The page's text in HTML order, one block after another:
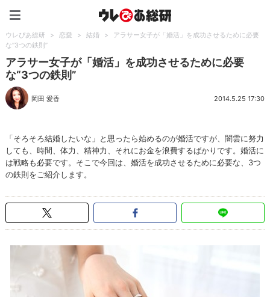
ウレぴあ総研 > 恋愛 > 結婚 >
アラサー女子が「婚活」を成功させるために必要
な“3つの鉄則”
アラサー女子が「婚活」を成功させるために必要
な“3つの鉄則”
岡田 愛香 2014.5.25 17:30
「そろそろ結婚したいな」と思ったら始めるのが婚活ですが、闇雲に努力
しても、時間、体力、精神力、それにお金を浪費するばかりです。婚活に
は戦略も必要です。そこで今回は、婚活を成功させるために必要な、3つ
の鉄則をご紹介します。